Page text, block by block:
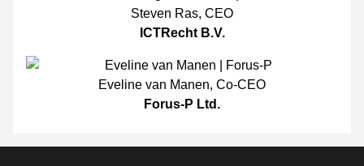
Steven Ras, CEO
ICTRecht B.V.
Eveline van Manen, Co-CEO
Forus-P Ltd.